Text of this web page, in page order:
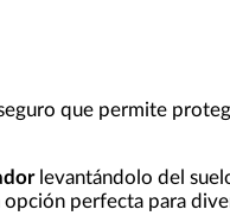
que permite
levantándolo del
perfecta para